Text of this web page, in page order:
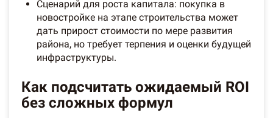
Сценарий для роста капитала: покупка в
новостройке на этапе строительства может
дать прирост стоимости по мере развития
района, но требует терпения и оценки будущей
инфраструктуры.
Как подсчитать ожидаемый ROI
без сложных формул